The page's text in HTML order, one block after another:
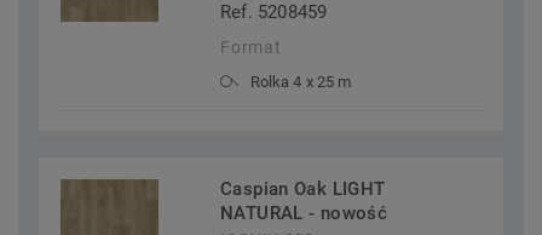
Ref. 5208459
Format
Rolka 4 x 25 m
Caspian Oak LIGHT
NATURAL - nowość